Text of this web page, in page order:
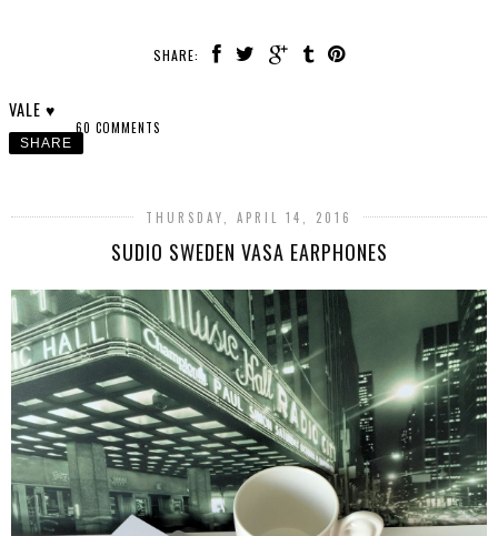
SHARE:
VALE ♥
60 COMMENTS
SHARE
THURSDAY, APRIL 14, 2016
SUDIO SWEDEN VASA EARPHONES